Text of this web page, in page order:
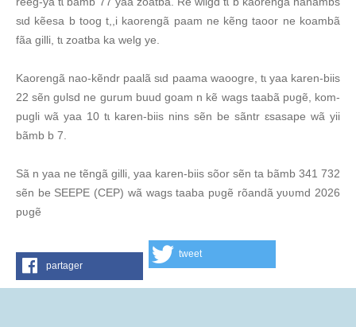
sɩd kẽesa b toog t,,i kaorengã paam ne kẽng taoor ne koambã
fãa gilli, tɩ zoatba ka welg ye.
Kaorengã nao-kẽndr paalã sɩd paama waoogre, tɩ yaa karen-biis
22 sẽn gʋlsd ne gurum buud goam n kẽ wags taabã pʋgẽ, kom-
pugli wã yaa 10 tɩ karen-biis nins sẽn be sãntr ɛsasape wã yii
bãmb b 7.
Sã n yaa ne tẽngã gilli, yaa karen-biis sõor sẽn ta bãmb 341 732
sẽn be SEEPE (CEP) wã wags taaba pʋgẽ rõandã yʋʋmd 2026
pʋgẽ
partager
tweet